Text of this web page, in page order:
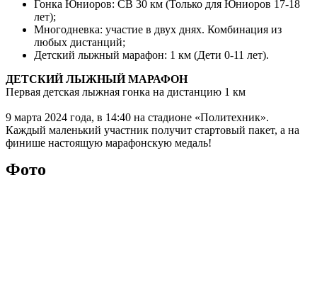
Гонка Юниоров: СВ 30 км (Только для Юниоров 17-18
лет);
Многодневка: участие в двух днях. Комбинация из
любых дистанций;
Детский лыжный марафон: 1 км (Дети 0-11 лет).
ДЕТСКИЙ ЛЫЖНЫЙ МАРАФОН
Первая детская лыжная гонка на дистанцию 1 км
9 марта 2024 года, в 14:40 на стадионе «Политехник».
Каждый маленький участник получит стартовый пакет, а на
финише настоящую марафонскую медаль!
Фото